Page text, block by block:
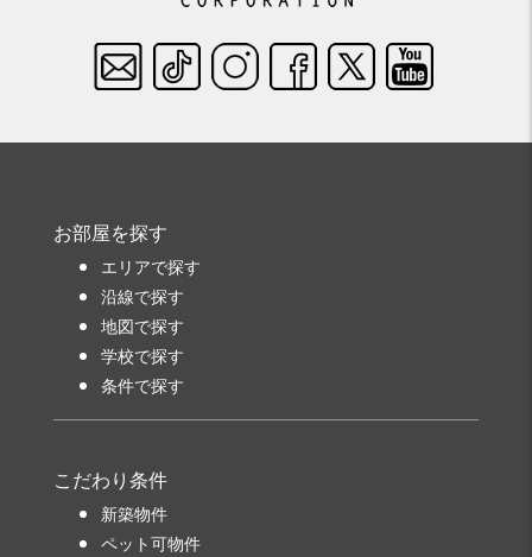
お部屋を探す
エリアで探す
沿線で探す
地図で探す
学校で探す
条件で探す
こだわり条件
新築物件
ペット可物件